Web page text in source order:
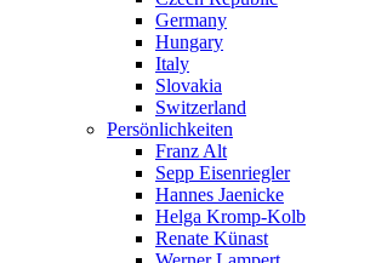
Germany
Hungary
Italy
Slovakia
Switzerland
Persönlichkeiten
Franz Alt
Sepp Eisenriegler
Hannes Jaenicke
Helga Kromp-Kolb
Renate Künast